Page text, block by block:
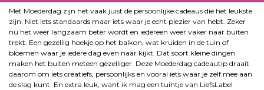
Met Moederdag zijn het vaak juist de persoonlijke cadeaus die het leukste
zijn. Niet iets standaards maar iets waar je echt plezier van hebt. Zeker
nu het weer langzaam beter wordt en iedereen weer vaker naar buiten
trekt. Een gezellig hoekje op het balkon, wat kruiden in de tuin of
bloemen waar je iedere dag even naar kijkt. Dat soort kleine dingen
maken het buiten meteen gezelliger. Deze Moederdag cadeautip draait
daarom om iets creatiefs, persoonlijks en vooral iets waar je zelf mee aan
de slag kunt. En extra leuk, want ik mag een tuintje van LiefsLabel